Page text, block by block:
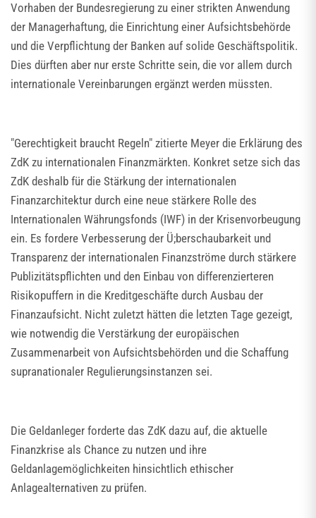
Vorhaben der Bundesregierung zu einer strikten Anwendung
der Managerhaftung, die Einrichtung einer Aufsichtsbehörde
und die Verpflichtung der Banken auf solide Geschäftspolitik.
Dies dürften aber nur erste Schritte sein, die vor allem durch
internationale Vereinbarungen ergänzt werden müssten.
"Gerechtigkeit braucht Regeln" zitierte Meyer die Erklärung des
ZdK zu internationalen Finanzmärkten. Konkret setze sich das
ZdK deshalb für die Stärkung der internationalen
Finanzarchitektur durch eine neue stärkere Rolle des
Internationalen Währungsfonds (IWF) in der Krisenvorbeugung
ein. Es fordere Verbesserung der Ü;berschaubarkeit und
Transparenz der internationalen Finanzströme durch stärkere
Publizitätspflichten und den Einbau von differenzierteren
Risikopuffern in die Kreditgeschäfte durch Ausbau der
Finanzaufsicht. Nicht zuletzt hätten die letzten Tage gezeigt,
wie notwendig die Verstärkung der europäischen
Zusammenarbeit von Aufsichtsbehörden und die Schaffung
supranationaler Regulierungsinstanzen sei.
Die Geldanleger forderte das ZdK dazu auf, die aktuelle
Finanzkrise als Chance zu nutzen und ihre
Geldanlagemöglichkeiten hinsichtlich ethischer
Anlagealternativen zu prüfen.